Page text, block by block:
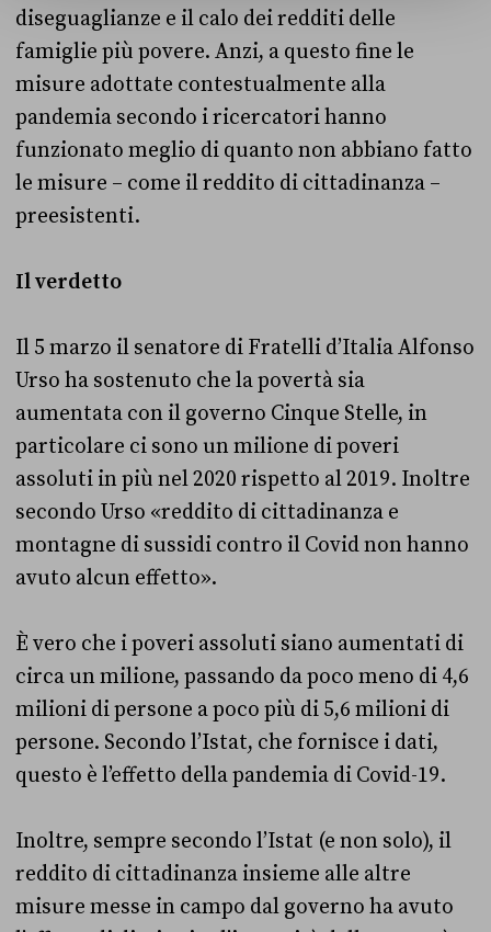
diseguaglianze e il calo dei redditi delle
famiglie più povere. Anzi, a questo fine le
misure adottate contestualmente alla
pandemia secondo i ricercatori hanno
funzionato meglio di quanto non abbiano fatto
le misure – come il reddito di cittadinanza –
preesistenti.
Il verdetto
Il 5 marzo il senatore di Fratelli d’Italia Alfonso
Urso ha sostenuto che la povertà sia
aumentata con il governo Cinque Stelle, in
particolare ci sono un milione di poveri
assoluti in più nel 2020 rispetto al 2019. Inoltre
secondo Urso «reddito di cittadinanza e
montagne di sussidi contro il Covid non hanno
avuto alcun effetto».
È vero che i poveri assoluti siano aumentati di
circa un milione, passando da poco meno di 4,6
milioni di persone a poco più di 5,6 milioni di
persone. Secondo l’Istat, che fornisce i dati,
questo è l’effetto della pandemia di Covid-19.
Inoltre, sempre secondo l’Istat (e non solo), il
reddito di cittadinanza insieme alle altre
misure messe in campo dal governo ha avuto